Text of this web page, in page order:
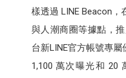
樣透過 LINE Beacon
與人潮商圈等據點，
台新LINE官方帳號專
1,100 萬次曝光和 20